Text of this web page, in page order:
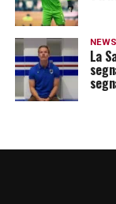
formulato
avanti.
LA PLAYLIST
NEWS
La